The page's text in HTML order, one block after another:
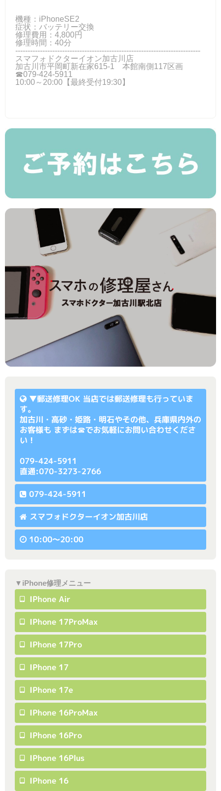
機種：iPhoneSE2
症状：バッテリー交換
修理費用：4,800円
修理時間：40分
---------------------------------------------------------------------------
スマフォドクターイオン加古川店
加古川市平岡町新在家615-1 本館南側117区画
☎079-424-5911
10:00～20:00【最終受付19:30】
▼郵送修理OK 当店では郵送修理も行っていま
す。
加古川・高砂・姫路・明石やその他、兵庫県内外の
お客様も まずは☎でお気軽にお問い合わせくださ
い！
079-424-5911
直通:070-3273-2766
079-424-5911
スマフォドクターイオン加古川店
10:00〜20:00
▼iPhone修理メニュー
IPhone Air
IPhone 17ProMax
IPhone 17Pro
IPhone 17
IPhone 17e
IPhone 16ProMax
IPhone 16Pro
IPhone 16Plus
IPhone 16